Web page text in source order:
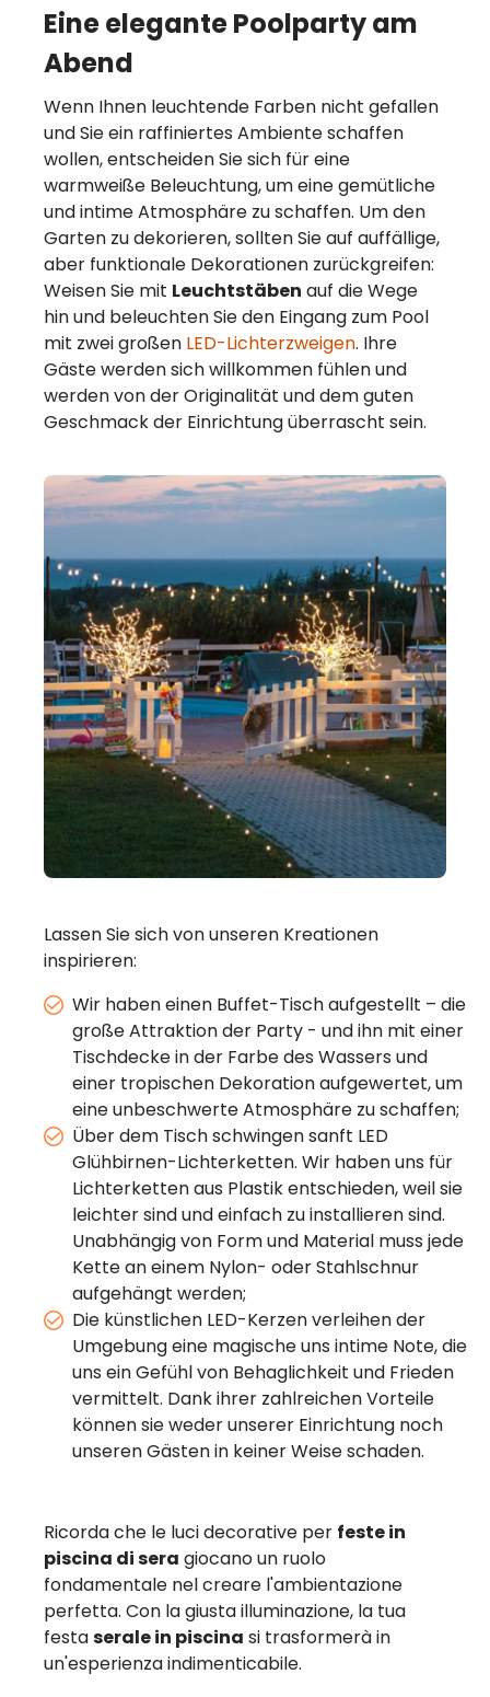
Eine elegante Poolparty am
Abend
Wenn Ihnen leuchtende Farben nicht gefallen
und Sie ein raffiniertes Ambiente schaffen
wollen, entscheiden Sie sich für eine
warmweiße Beleuchtung, um eine gemütliche
und intime Atmosphäre zu schaffen. Um den
Garten zu dekorieren, sollten Sie auf auffällige,
aber funktionale Dekorationen zurückgreifen:
Weisen Sie mit Leuchtstäben auf die Wege
hin und beleuchten Sie den Eingang zum Pool
mit zwei großen LED-Lichterzweigen. Ihre
Gäste werden sich willkommen fühlen und
werden von der Originalität und dem guten
Geschmack der Einrichtung überrascht sein.
Lassen Sie sich von unseren Kreationen
inspirieren:
Wir haben einen Buffet-Tisch aufgestellt – die
große Attraktion der Party - und ihn mit einer
Tischdecke in der Farbe des Wassers und
einer tropischen Dekoration aufgewertet, um
eine unbeschwerte Atmosphäre zu schaffen;
Über dem Tisch schwingen sanft LED
Glühbirnen-Lichterketten. Wir haben uns für
Lichterketten aus Plastik entschieden, weil sie
leichter sind und einfach zu installieren sind.
Unabhängig von Form und Material muss jede
Kette an einem Nylon- oder Stahlschnur
aufgehängt werden;
Die künstlichen LED-Kerzen verleihen der
Umgebung eine magische uns intime Note, die
uns ein Gefühl von Behaglichkeit und Frieden
vermittelt. Dank ihrer zahlreichen Vorteile
können sie weder unserer Einrichtung noch
unseren Gästen in keiner Weise schaden.
Ricorda che le luci decorative per feste in
piscina di sera giocano un ruolo
fondamentale nel creare l'ambientazione
perfetta. Con la giusta illuminazione, la tua
festaserale in piscina si trasformerà in
un'esperienza indimenticabile.